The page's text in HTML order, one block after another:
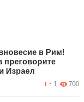
в Рим!
преговорите
Израел
700
1